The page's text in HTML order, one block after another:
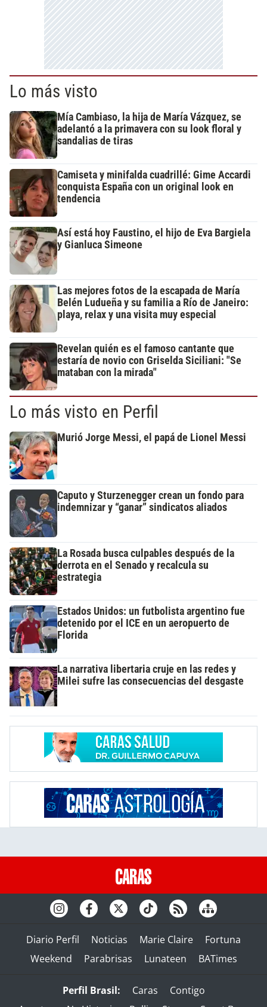
Lo más visto
Mía Cambiaso, la hija de María Vázquez, se
adelantó a la primavera con su look floral y
sandalias de tiras
Camiseta y minifalda cuadrillé: Gime Accardi
conquista España con un original look en
tendencia
Así está hoy Faustino, el hijo de Eva Bargiela
y Gianluca Simeone
Las mejores fotos de la escapada de María
Belén Ludueña y su familia a Río de Janeiro:
playa, relax y una visita muy especial
Revelan quién es el famoso cantante que
estaría de novio con Griselda Siciliani: "Se
mataban con la mirada"
Lo más visto en Perfil
Murió Jorge Messi, el papá de Lionel Messi
Caputo y Sturzenegger crean un fondo para
indemnizar y “ganar” sindicatos aliados
La Rosada busca culpables después de la
derrota en el Senado y recalcula su
estrategia
Estados Unidos: un futbolista argentino fue
detenido por el ICE en un aeropuerto de
Florida
La narrativa libertaria cruje en las redes y
Milei sufre las consecuencias del desgaste
Diario Perfil Noticias Marie Claire
Fortuna
Weekend
Parabrisas Lunateen BATimes
Perfil Brasil: Caras
Contigo